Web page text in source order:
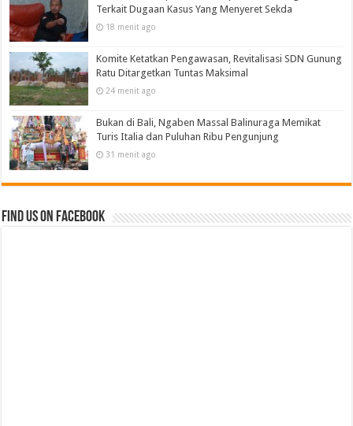
Terkait Dugaan Kasus Yang Menyeret Sekda
18 menit ago
Komite Ketatkan Pengawasan, Revitalisasi SDN Gunung
Ratu Ditargetkan Tuntas Maksimal
24 menit ago
Bukan di Bali, Ngaben Massal Balinuraga Memikat
Turis Italia dan Puluhan Ribu Pengunjung
31 menit ago
Find us on Facebook